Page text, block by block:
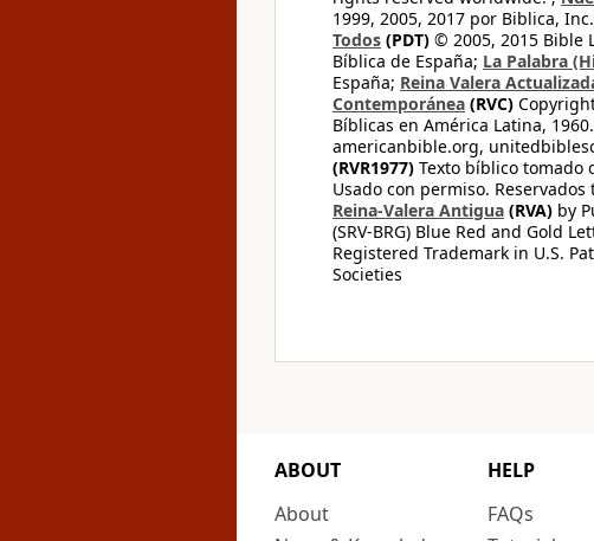
1999, 2005, 2017 por Biblica,
Todos (PDT) © 2005, 2015 Bible
Bíblica de España; La Palabra
España; Reina Valera
Contemporánea (RVC)
Bíblicas en América Latina,
americanbible.org,
(RVR1977) Texto bíblico tomado
Usado con permiso.
Reina-Valera Antigua (RVA) by
(SRV-BRG) Blue Red and Gold
Registered Trademark in U.S.
Societies
ABOUT
About
HELP
FAQs